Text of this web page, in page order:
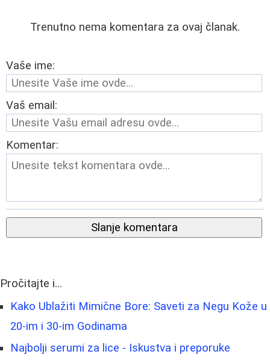
Trenutno nema komentara za ovaj članak.
Vaše ime:
Vaš email:
Komentar:
Slanje komentara
Pročitajte i...
Kako Ublažiti Mimične Bore: Saveti za Negu Kože u
20-im i 30-im Godinama
Najbolji serumi za lice - Iskustva i preporuke